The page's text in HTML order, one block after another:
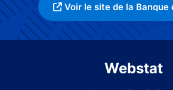
Voir le site de la Banque
Webstat